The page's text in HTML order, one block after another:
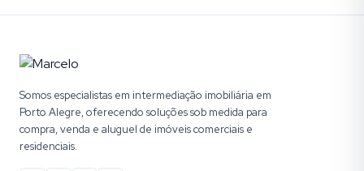
Somos especialistas em intermediação imobiliária em
Porto Alegre, oferecendo soluções sob medida para
compra, venda e aluguel de imóveis comerciais e
residenciais.